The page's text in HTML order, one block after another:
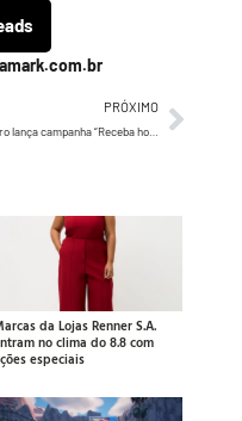
PRÓXIMO
Amaro lança campanha “Receba hoje em até 3 horas”
da Lojas Renner S.A.
no clima do 8.8 com
especiais